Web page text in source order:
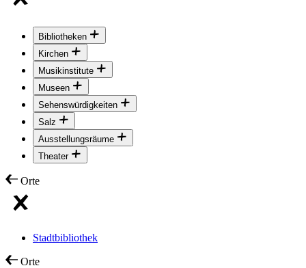
Bibliotheken
Kirchen
Musikinstitute
Museen
Sehenswürdigkeiten
Salz
Ausstellungsräume
Theater
Orte
Stadtbibliothek
Orte